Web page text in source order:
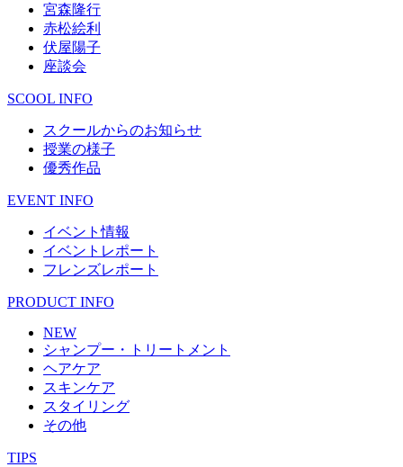
宮森隆行
赤松絵利
伏屋陽子
座談会
SCOOL INFO
スクールからのお知らせ
授業の様子
優秀作品
EVENT INFO
イベント情報
イベントレポート
フレンズレポート
PRODUCT INFO
NEW
シャンプー・トリートメント
ヘアケア
スキンケア
スタイリング
その他
TIPS